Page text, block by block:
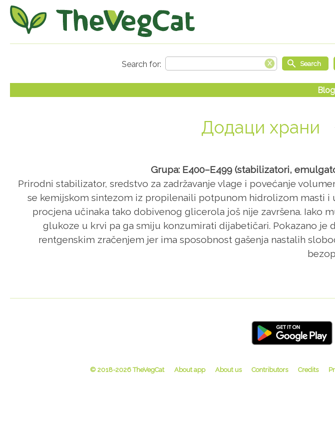
Додаци храни
Grupa: E400–E499 (stabilizatori,
Prirodni stabilizator, sredstvo za zadržavanje vlage i povećanje
se kemijskom sintezom iz propilenaili potpunom hidrolizom masti i
procjena učinaka tako dobivenog glicerola još nije završena. Iako
glukoze u krvi pa ga smiju konzumirati dijabetičari. Pokazano
rentgenskim zračenjem jer ima sposobnost gašenja nastalih
© 2018-2026 TheVegCat